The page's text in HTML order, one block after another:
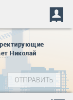
Николай